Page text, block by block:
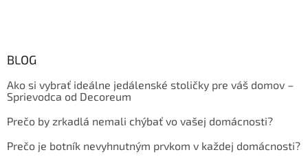
BLOG
Ako si vybrať ideálne jedálenské stoličky pre váš domov –
Sprievodca od Decoreum
Prečo by zrkadlá nemali chýbať vo vašej domácnosti?
Prečo je botník nevyhnutným prvkom v každej domácnosti?